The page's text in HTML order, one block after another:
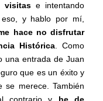
visitas e intentando
y hablo por mí,
hace no disfrutar
Histórica . Como
una entrada de Juan
que es un éxito y
merece. También